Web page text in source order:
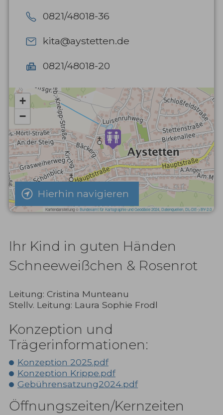
0821/48018-36
kita@aystetten.de
0821/48018-20
Hierhin navigieren
Ihr Kind in guten Händen
Schneeweißchen & Rosenrot
Leitung: Cristina Munteanu
Stellv. Leitung: Laura Sophie Frodl
Konzeption und
Trägerinformationen:
Konzeption 2025.pdf
Konzeption Krippe.pdf
Gebührensatzung2024.pdf
Öffnungszeiten/Kernzeiten